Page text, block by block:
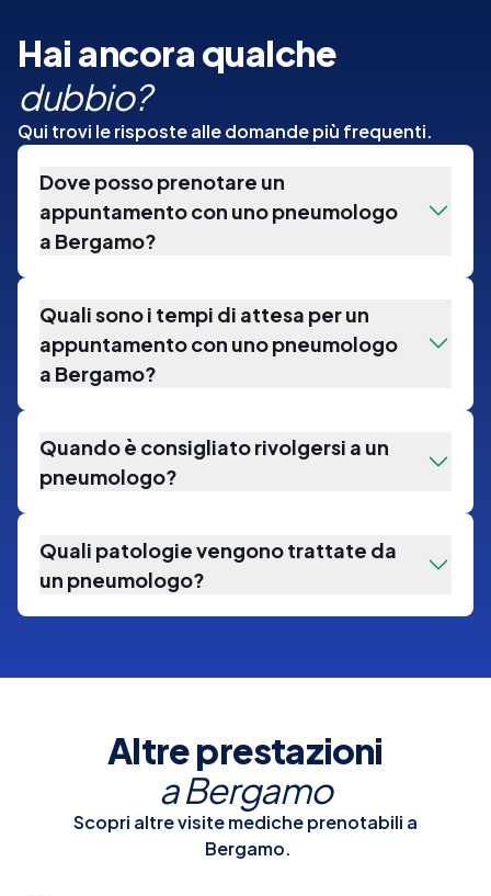
Hai ancora qualche
dubbio?
Qui trovi le risposte alle domande più frequenti.
Dove posso prenotare un
appuntamento con uno pneumologo
a Bergamo?
Quali sono i tempi di attesa per un
appuntamento con uno pneumologo
a Bergamo?
Quando è consigliato rivolgersi a un
pneumologo?
Quali patologie vengono trattate da
un pneumologo?
Altre prestazioni
aBergamo
Scopri altre visite mediche prenotabili a
Bergamo.